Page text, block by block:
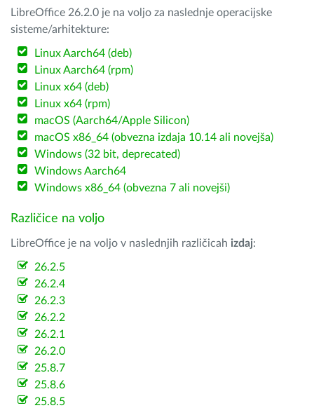
LibreOffice 26.2.0 je na voljo za naslednje operacijske
sisteme/arhitekture:
Linux Aarch64 (deb)
Linux Aarch64 (rpm)
Linux x64 (deb)
Linux x64 (rpm)
macOS (Aarch64/Apple Silicon)
macOS x86_64 (obvezna izdaja 10.14 ali novejša)
Windows (32 bit, deprecated)
Windows Aarch64
Windows x86_64 (obvezna 7 ali novejši)
Različice na voljo
LibreOffice je na voljo v naslednjih različicah izdaj:
26.2.5
26.2.4
26.2.3
26.2.2
26.2.1
26.2.0
25.8.7
25.8.6
25.8.5